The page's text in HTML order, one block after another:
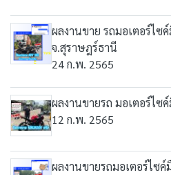
ผลงานขาย รถมอเตอร์ไซ
จ.สุราษฎร์ธานี
24 ก.พ. 2565
ผลงานขายรถ มอเตอร์ไซ
12 ก.พ. 2565
ผลงานขายรถมอเตอร์ไซ